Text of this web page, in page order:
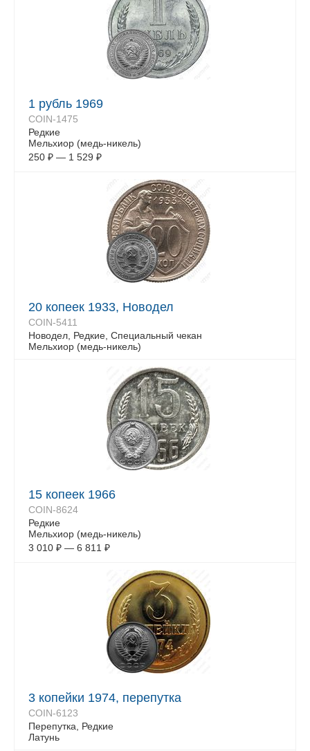
1 рубль 1969
COIN-1475
Редкие
Мельхиор (медь-никель)
250 ₽ — 1 529 ₽
20 копеек 1933, Новодел
COIN-5411
Новодел, Редкие, Специальный чекан
Мельхиор (медь-никель)
15 копеек 1966
COIN-8624
Редкие
Мельхиор (медь-никель)
3 010 ₽ — 6 811 ₽
3 копейки 1974, перепутка
COIN-6123
Перепутка, Редкие
Латунь